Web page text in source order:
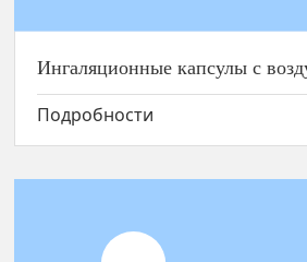
Ингаляционные капсулы с
Подробности